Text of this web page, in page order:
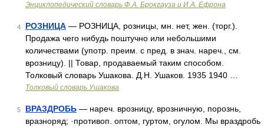
Энциклопедический словарь Ф.А. Брокгауза и И.А. Ефрона
4 РОЗНИЦА — РОЗНИЦА, розницы, мн. нет, жен. (торг.).
Продажа чего нибудь поштучно или небольшими
количествами (употр. преим. с пред. в знач. нареч., см.
врозницу). || Товар, продаваемый таким способом.
Толковый словарь Ушакова. Д.Н. Ушаков. 1935 1940 …
Толковый словарь Ушакова
5 ВРАЗДРОБЬ — нареч. врозницу, врозничную, порознь,
вразноряд; ·противоп. оптом, гуртом, огулом. Мы враздробь